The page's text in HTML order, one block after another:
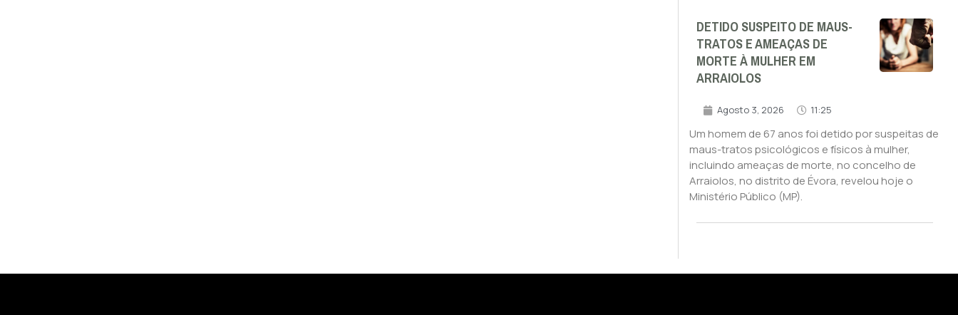
DETIDO SUSPEITO DE MAUS-
TRATOS E AMEAÇAS DE
MORTE À MULHER EM
ARRAIOLOS
Agosto 3, 2026 11:25
Um homem de 67 anos foi detido por suspeitas de
maus-tratos psicológicos e físicos à mulher,
incluindo ameaças de morte, no concelho de
Arraiolos, no distrito de Évora, revelou hoje o
Ministério Público (MP).